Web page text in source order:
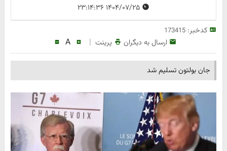
کدخبر:173415
ارسال به دیگران پرینت |
A
جان بولتون تسلیم شد